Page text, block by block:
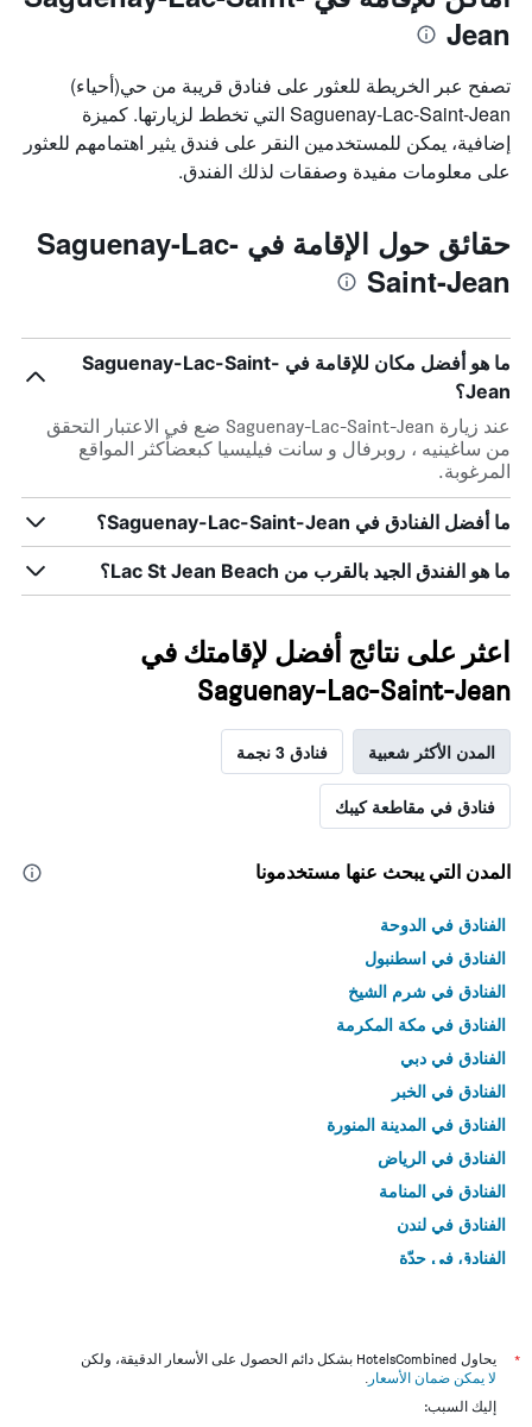
Jean
تصفح عبر الخريطة للعثور على فنادق قريبة من حي(أحياء)
Saguenay-Lac-Saint-Jean التي تخطط لزيارتها. كميزة
إضافية، يمكن للمستخدمين النقر على فندق يثير اهتمامهم للعثور
على معلومات مفيدة وصفقات لذلك الفندق.
حقائق حول الإقامة في Saguenay-Lac-
Saint-Jean
ما هو أفضل مكان للإقامة في Saguenay-Lac-Saint-
Jean؟
عند زيارة Saguenay-Lac-Saint-Jean ضع في الاعتبار التحقق
من ساغينيه ، روبرفال و سانت فيليسيا كبعضأكثر المواقع
المرغوبة.
ما أفضل الفنادق في Saguenay-Lac-Saint-Jean؟
ما هو الفندق الجيد بالقرب من Lac St Jean Beach؟
اعثر على نتائج أفضل لإقامتك في
Saguenay-Lac-Saint-Jean
المدن الأكثر شعبية فنادق 3 نجمة
فنادق في مقاطعة كيبك
المدن التي يبحث عنها مستخدمونا
الفنادق في الدوحة
الفنادق في اسطنبول
الفنادق في شرم الشيخ
الفنادق في مكة المكرمة
الفنادق في دبي
الفنادق في الخبر
الفنادق في المدينة المنورة
الفنادق في الرياض
الفنادق في المنامة
الفنادق في لندن
الفنادق في جدّة
*
يحاول HotelsCombined بشكل دائم الحصول على الأسعار الدقيقة، ولكن
لا يمكن ضمان الأسعار .
إليك السبب: